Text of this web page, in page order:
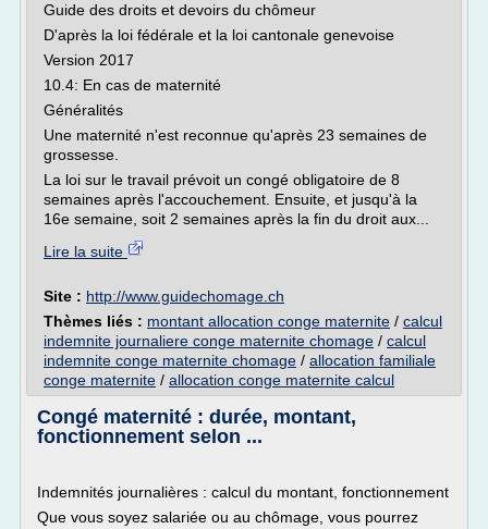
Guide des droits et devoirs du chômeur
D'après la loi fédérale et la loi cantonale genevoise
Version 2017
10.4: En cas de maternité
Généralités
Une maternité n'est reconnue qu'après 23 semaines de
grossesse.
La loi sur le travail prévoit un congé obligatoire de 8
semaines après l'accouchement. Ensuite, et jusqu'à la
16e semaine, soit 2 semaines après la fin du droit aux...
Lire la suite
Site : http://www.guidechomage.ch
Thèmes liés : montant allocation conge maternite / calcul
indemnite journaliere conge maternite chomage / calcul
indemnite conge maternite chomage / allocation familiale
conge maternite / allocation conge maternite calcul
Congé maternité : durée, montant,
fonctionnement selon ...
Indemnités journalières : calcul du montant, fonctionnement
Que vous soyez salariée ou au chômage, vous pourrez